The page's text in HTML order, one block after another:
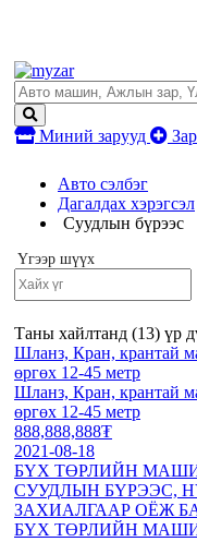
Миний зарууд
Авто сэлбэг
Дагалдах хэрэгсэл
Суудлын бүрээс
Үгээр шүүх
Таны хайлтанд (13) үр
Шланз, Кран, крантай
өргөх 12-45 метр
Шланз, Кран, крантай
өргөх 12-45 метр
888,888,888₮
2021-08-18
БҮХ ТӨРЛИЙН
СУУДЛЫН БҮРЭЭС,
ЗАХИАЛГААР ОЁЖ
БҮХ ТӨРЛИЙН